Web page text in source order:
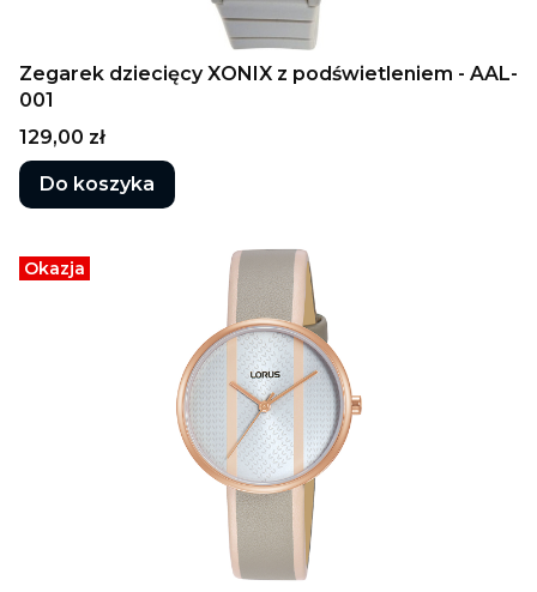
Zegarek dziecięcy XONIX z podświetleniem - AAL-
001
Cena
129,00 zł
Do koszyka
Okazja